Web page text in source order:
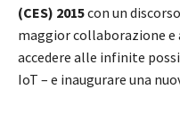
(CES) 2015con un
maggior collaborazione
accedere alle infinite
IoT – e inaugurare una